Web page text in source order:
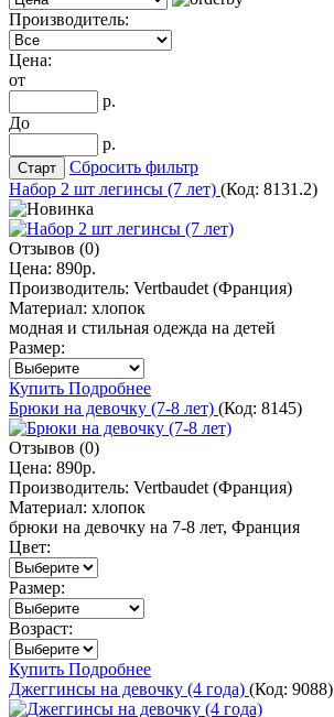
Производитель:
Цена:
от
р.
До
р.
Сбросить фильтр
Набор 2 шт легинсы (7 лет) (Код: 8131.2)
Отзывов (0)
Цена: 890р.
Производитель: Vertbaudet (Франция)
Материал: хлопок
модная и стильная одежда на детей
Размер:
Купить Подробнее
Брюки на девочку (7-8 лет) (Код: 8145)
Отзывов (0)
Цена: 890р.
Производитель: Vertbaudet (Франция)
Материал: хлопок
брюки на девочку на 7-8 лет, Франция
Цвет:
Размер:
Возраст:
Купить Подробнее
Джеггинсы на девочку (4 года) (Код: 9088)